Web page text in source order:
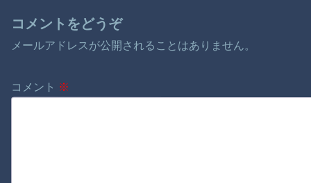
コメントをどうぞ
メールアドレスが公開されることはありません。
コメント ※